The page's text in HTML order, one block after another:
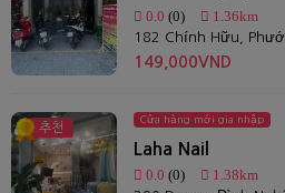
0.0 (0) 1.36km
182 Chính Hữu,
149,000VND
추천
Cửa hàng mới gia nhập
Laha Nail
0.0 (0) 1.38km